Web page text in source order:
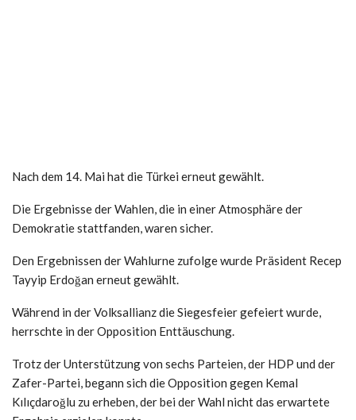
Nach dem 14. Mai hat die Türkei erneut gewählt.
Die Ergebnisse der Wahlen, die in einer Atmosphäre der
Demokratie stattfanden, waren sicher.
Den Ergebnissen der Wahlurne zufolge wurde Präsident Recep
Tayyip Erdoğan erneut gewählt.
Während in der Volksallianz die Siegesfeier gefeiert wurde,
herrschte in der Opposition Enttäuschung.
Trotz der Unterstützung von sechs Parteien, der HDP und der
Zafer-Partei, begann sich die Opposition gegen Kemal
Kılıçdaroğlu zu erheben, der bei der Wahl nicht das erwartete